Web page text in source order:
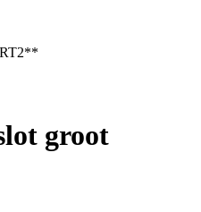
groot